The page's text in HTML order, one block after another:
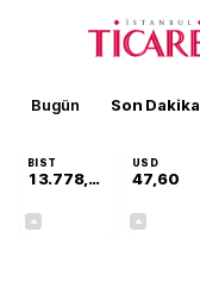
Bugün Son Dakika
BIST
13.778,97
USD
47,60